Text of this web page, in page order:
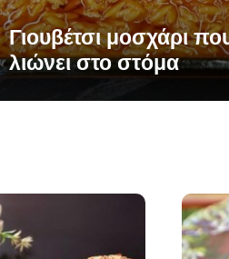
Γιουβέτσι μοσχάρι
λιώνει στο στόμα